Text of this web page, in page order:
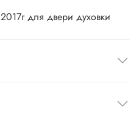
для двери духовки